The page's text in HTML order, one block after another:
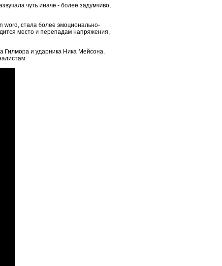
чуть иначе - более задумчиво,
word, стала более эмоционально-
место и перепадам напряжения,
Гилмора и ударника Ника Мейсона.